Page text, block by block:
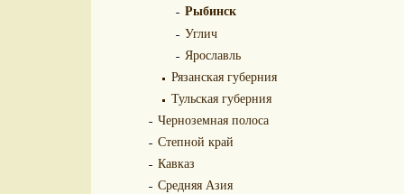
Рыбинск
Углич
Ярославль
Рязанская губерния
Тульская губерния
Черноземная полоса
Степной край
Кавказ
Средняя Азия